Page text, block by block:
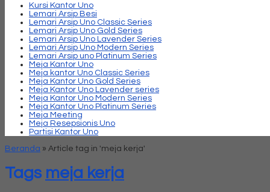
Kursi Kantor Uno
Lemari Arsip Besi
Lemari Arsip Uno Classic Series
Lemari Arsip Uno Gold Series
Lemari Arsip Uno Lavender Series
Lemari Arsip Uno Modern Series
Lemari Arsip uno Platinum Series
Meja Kantor Uno
Meja kantor Uno Classic Series
Meja Kantor Uno Gold Series
Meja Kantor Uno Lavender series
Meja Kantor Uno Modern Series
Meja Kantor Uno Platinum Series
Meja Meeting
Meja Resepsionis Uno
Partisi Kantor Uno
Beranda » Article tag in 'meja kerja'
Tags meja kerja